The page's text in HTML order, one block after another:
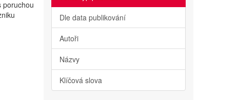
poruchou
Dle data publikování
Autoři
Názvy
Klíčová slova